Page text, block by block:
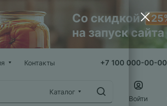
Контакты +7 100 000-00-00
Каталог
Войти